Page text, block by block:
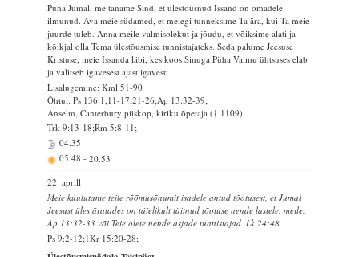
Püha Jumal, me täname Sind, et ülestõusnud Issand on omadele
ilmunud. Ava meie südamed, et meiegi tunneksime Ta ära, kui Ta meie
juurde tuleb. Anna meile valmisolekut ja jõudu, et võiksime alati ja
kõikjal olla Tema ülestõusmise tunnistajateks. Seda palume Jeesuse
Kristuse, meie Issanda läbi, kes koos Sinuga Püha Vaimu ühtsuses elab
ja valitseb igavesest ajast igavesti.
Lisalugemine: Kml 51-90
Õhtul: Ps 136:1,11-17,21-26;Ap 13:32-39;
Anselm, Canterbury piiskop, kiriku õpetaja († 1109)
Trk 9:13-18;Rm 5:8-11;
04.35
05.48 - 20.53
22. aprill
Meie kuulutame teile rõõmusõnumit isadele antud tõotusest, et Jumal
Jeesust üles äratades on täielikult täitnud tõotuse nende lastele, meile.
Ap 13:32-33 või Teie olete nende asjade tunnistajad. Lk 24:48
Ps 9:2-12;1Kr 15:20-28;